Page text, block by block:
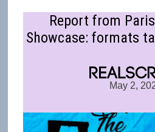
Report from
Showcase: formats
May 2,